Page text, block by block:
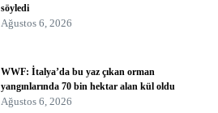
söyledi
Ağustos 6, 2026
WWF: İtalya’da bu yaz çıkan orman
yangınlarında 70 bin hektar alan kül oldu
Ağustos 6, 2026